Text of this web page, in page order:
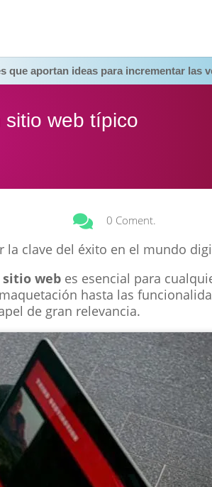
aportan ideas para incrementar las
web típico
 0 Coment.
la clave del éxito en el mundo
sitio web es esencial para
hasta las
de gran relevancia.